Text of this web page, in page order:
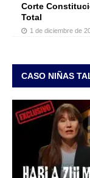
Corte
Total
1 de diciembre de
CASO NIÑAS